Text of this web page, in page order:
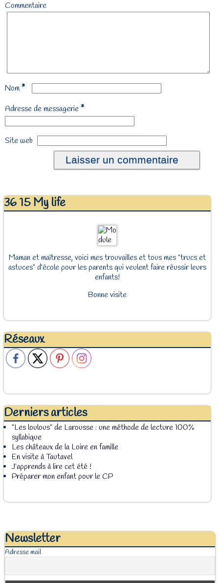
Commentaire
Nom*
Adresse de messagerie*
Site web
36 15 My life
Maman et maîtresse, voici mes trouvailles et tous mes "trucs et
astuces" d'école pour les parents qui veulent faire réussir leurs
enfants!
Bonne visite
Réseaux
Derniers articles
“Les loulous” de Larousse : une méthode de lecture 100%
syllabique
Les châteaux de la Loire en famille
En visite à Tautavel
J’apprends à lire cet été !
Préparer mon enfant pour le CP
Newsletter
Adresse mail